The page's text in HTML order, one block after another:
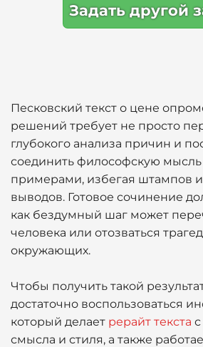
Задать другой
Песковский текст о цене
решений требует не просто
глубокого анализа причин и
соединить философскую
примерами, избегая штампов
выводов. Готовое сочинение
как бездумный шаг может
человека или отозваться
окружающих.
Чтобы получить такой
достаточно воспользоваться
который делает рерайт текста
смысла и стиля, а также